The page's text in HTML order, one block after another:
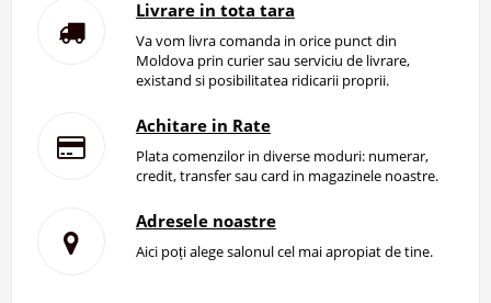
Livrare in tota tara
Va vom livra comanda in orice punct din
Moldova prin curier sau serviciu de livrare,
existand si posibilitatea ridicarii proprii.
Achitare in Rate
Plata comenzilor in diverse moduri: numerar,
credit, transfer sau card in magazinele noastre.
Adresele noastre
Aici poți alege salonul cel mai apropiat de tine.